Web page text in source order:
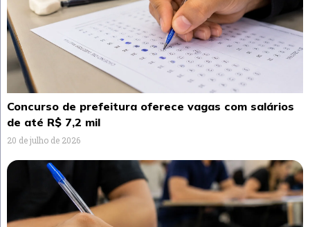
Concurso de prefeitura oferece vagas com salários
de até R$ 7,2 mil
20 de julho de 2026